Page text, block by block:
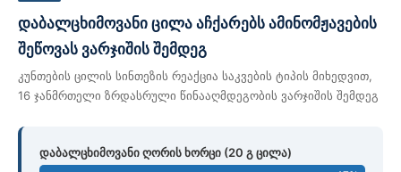
დაბალცხიმოვანი ცილა აჩქარებს ამინომჟავების
შეწოვას ვარჯიშის შემდეგ
კუნთების ცილის სინთეზის რეაქცია საკვების ტიპის მიხედვით,
16 ჯანმრთელი ზრდასრული წინააღმდეგობის ვარჯიშის შემდეგ
დაბალცხიმოვანი ღორის ხორცი (20 გ ცილა)